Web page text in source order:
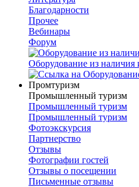
Благодарности
Прочее
Вебинары
Форум
Оборудование из наличия
Промтуризм
Промышленный туризм
Промышленный туризм
Промышленный туризм
Фотоэкскурсия
Партнерство
Отзывы
Фотографии гостей
Отзывы о посещении
Письменные отзывы